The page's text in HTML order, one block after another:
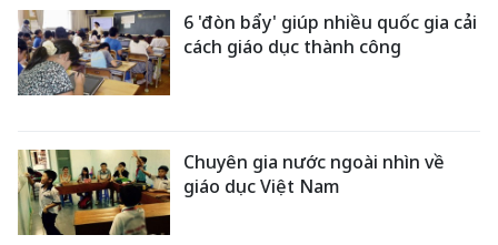
6 'đòn bẩy' giúp nhiều quốc gia cải
cách giáo dục thành công
Chuyên gia nước ngoài nhìn về
giáo dục Việt Nam